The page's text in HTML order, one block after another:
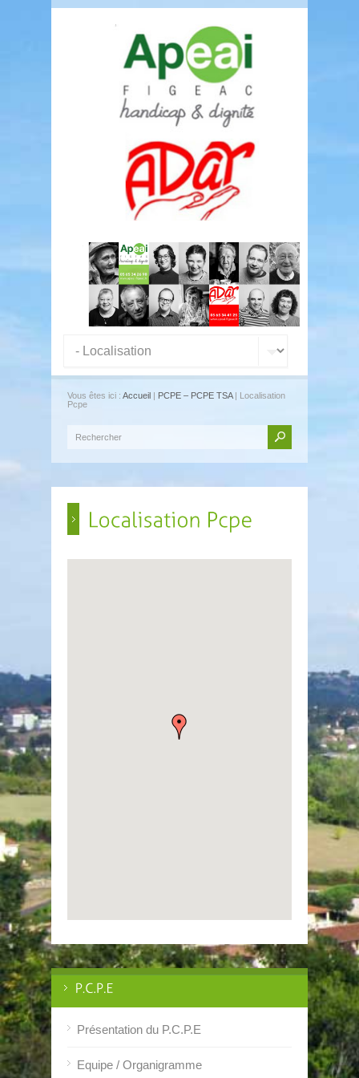
Vous êtes ici : Accueil PCPE – PCPE TSA| Localisation
Pcpe
Présentation du P.C.P.E
Equipe / Organigramme